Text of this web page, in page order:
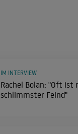
Rachel Bolan: "Oft ist
schlimmster Feind"
IM INTERVIEW